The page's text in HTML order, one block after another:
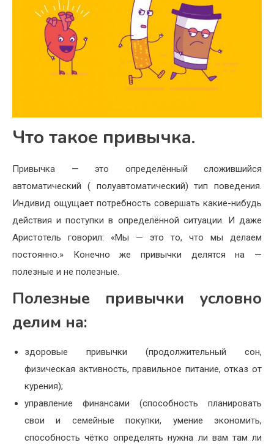
Что такое привычка.
Привычка — это определённый сложившийся
автоматический ( полуавтоматический) тип поведения.
Индивид ощущает потребность совершать какие-нибудь
действия и поступки в определённой ситуации. И даже
Аристотель говорил: «Мы — это то, что мы делаем
постоянно.» Конечно же привычки делятся на —
полезные и не полезные.
Полезные привычки условно
делим на:
здоровые привычки (продолжительный сон,
физическая активность, правильное питание, отказ от
курения);
управление финансами (способность планировать
свои и семейные покупки, умение экономить,
способность чётко определять нужна ли вам там ли